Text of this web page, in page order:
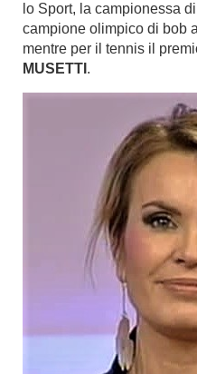
lo Sport, la campionessa
campione olimpico di bob
mentre per il tennis il
MUSETTI .